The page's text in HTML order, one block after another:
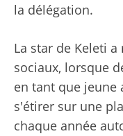
la délégation.
La star de Keleti
sociaux, lorsque
en tant que jeune
s'étirer sur une
chaque année